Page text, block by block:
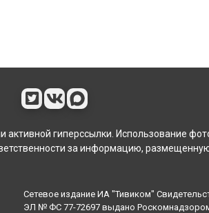
гиперссылки. Использование
за информацию,
Сетевое издание ИА "Тивиком"
ЭЛ № ФС 77-72697 выдано